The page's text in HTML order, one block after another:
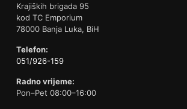
Krajiških brigada 95
kod TC Emporium
78000 Banja Luka, BiH
Telefon:
051/926-159
Radno vrijeme:
Pon–Pet 08:00–16:00